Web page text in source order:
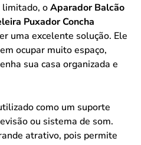
limitado, oAparador Balcão
Puxador Concha
uma excelente solução. Ele
ocupar muito espaço,
sua casa organizada e
como um suporte
ou sistema de som.
atrativo, pois permite